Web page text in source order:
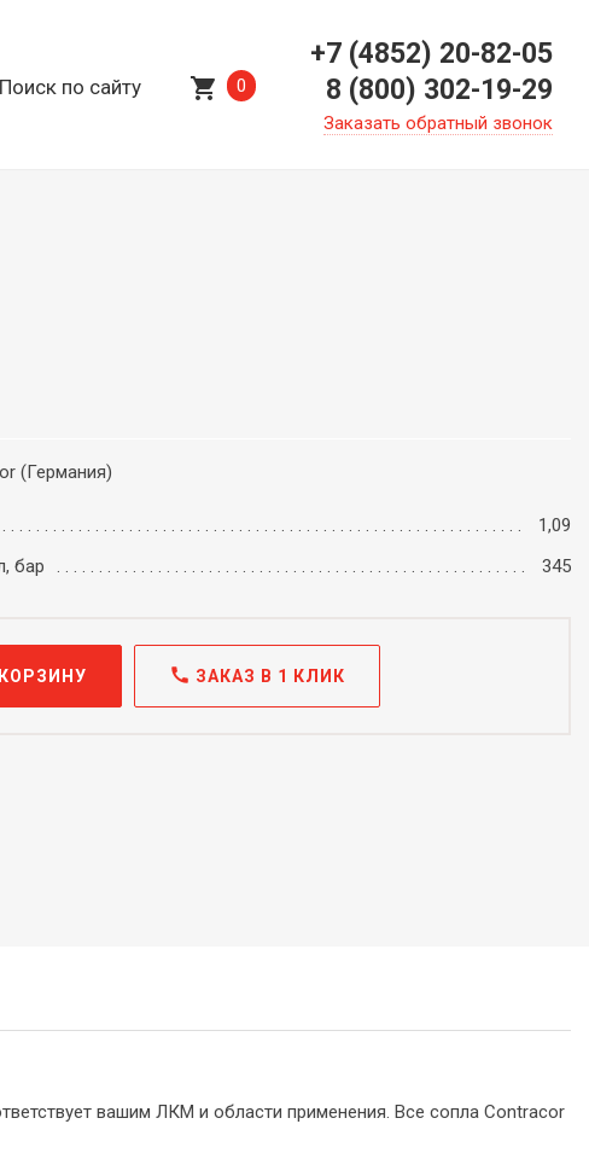
Поиск по сайту shopping_cart 0
+7 (4852) 20-82-05
8 (800) 302-19-29
Заказать обратный звонок
(Германия)
1,09
бар
345
call ЗАКАЗ В 1 КЛИК
вашим ЛКМ и области применения. Все сопла Contracor